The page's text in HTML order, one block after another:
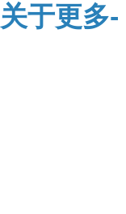
关于更多-